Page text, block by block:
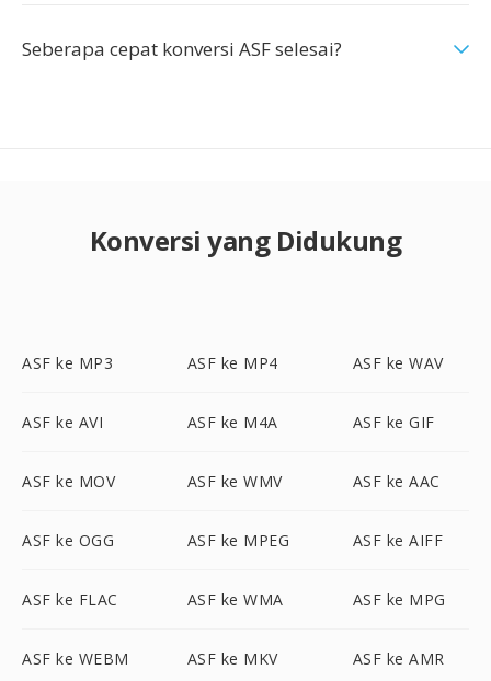
Seberapa cepat konversi ASF selesai?
Konversi yang Didukung
ASF ke MP3 ASF ke MP4 ASF ke WAV
ASF ke AVI ASF ke M4A ASF ke GIF
ASF ke MOV ASF ke WMV ASF ke AAC
ASF ke OGG ASF ke MPEG ASF ke AIFF
ASF ke FLAC ASF ke WMA ASF ke MPG
ASF ke WEBM ASF ke MKV ASF ke AMR